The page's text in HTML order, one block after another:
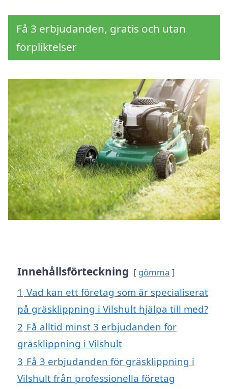
Få 3 erbjudanden, gratis och utan
förpliktelser
Innehållsförteckning gömma
1 Vad kan ett företag som är specialiserat
på gräsklippning i Vilshult hjälpa till med?
2 Få alltid minst 3 erbjudanden för
gräsklippning i Vilshult
3 Få 3 erbjudanden för gräsklippning i
Vilshult från professionella företag